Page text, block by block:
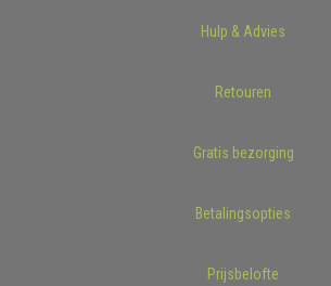
Hulp & Advies
Retouren
Gratis bezorging
Betalingsopties
Prijsbelofte